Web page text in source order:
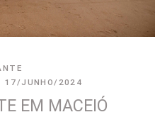
17/JUNHO/2024
EM MACEIÓ